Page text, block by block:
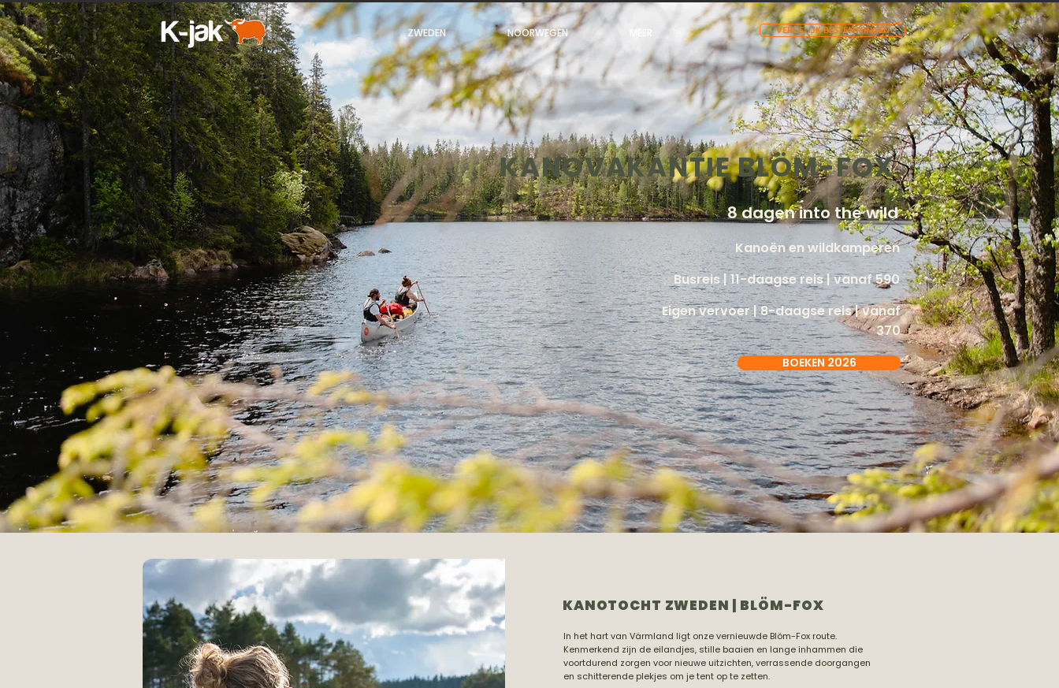
ZWEDEN NOORWEGEN VERGELIJK BESTEMMINGEN
KANOVAKANTIE BLÖM-FOX
8 dagen into the wild
Kanoën en wildkamperen
Busreis | 11-daagse reis | vanaf 590
Eigen vervoer | 8-daagse reis | vanaf
370
BOEKEN 2026
KANOTOCHT ZWEDEN | BLÖM-FOX
In het hart van Värmland ligt onze vernieuwde Blöm-Fox route.
Kenmerkend zijn de eilandjes, stille baaien en lange inhammen die
voortdurend zorgen voor nieuwe uitzichten, verrassende doorgangen
en schitterende plekjes om je tent op te zetten.